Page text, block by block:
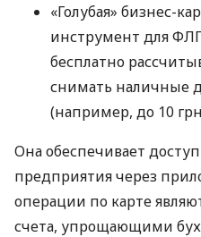
«Голубая» бизнес-
инструмент для
бесплатно
снимать наличные
(например, до 10
Она обеспечивает
предприятия через
операции по карте
счета, упрощающими